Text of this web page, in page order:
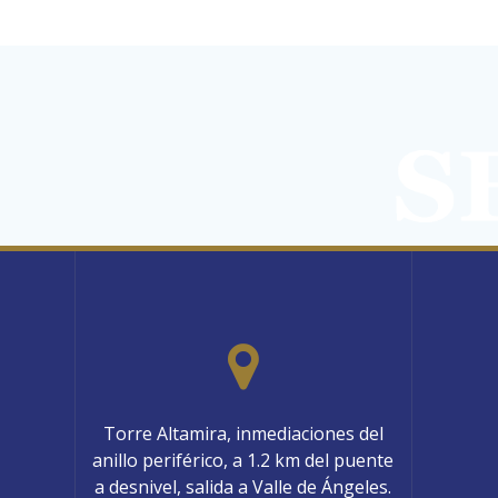
Torre Altamira, inmediaciones del
anillo periférico, a 1.2 km del puente
a desnivel, salida a Valle de Ángeles.